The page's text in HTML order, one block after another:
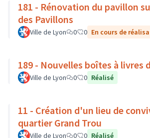
181 - Rénovation du pavillon
des Pavillons
Ville de Lyon 0 0 En cours de
189 - Nouvelles boîtes à livres
Ville de Lyon 0 0 Réalisé
11 - Création d'un lieu de
quartier Grand Trou
Ville de Lyon 0 0 Réalisé